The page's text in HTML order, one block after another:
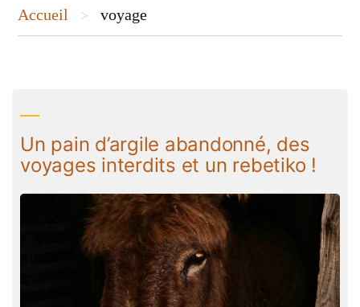
Accueil > voyage
Un pain d’argile abandonné, des
voyages interdits et un rebetiko !